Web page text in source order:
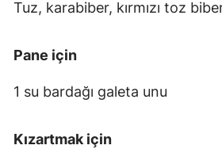
Tuz, karabiber, kırmızı toz
Pane için
1 su bardağı galeta unu
Kızartmak için